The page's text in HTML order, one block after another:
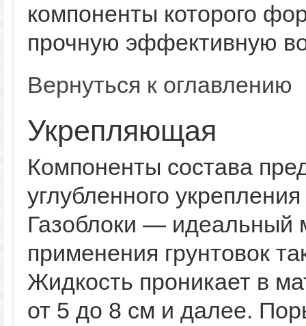
компоненты которого
прочную эффективную
Вернуться к оглавлению
Укрепляющая
Компоненты состава
углубленного
Газоблоки — идеальный
применения грунтовок
Жидкость проникает в
от 5 до 8 см и далее.